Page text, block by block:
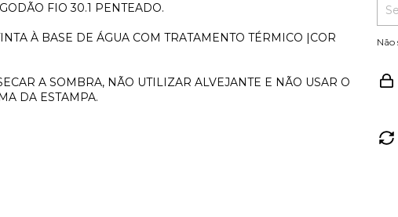
FIO 30.1 PENTEADO.
À BASE DE ÁGUA COM TRATAMENTO TÉRMICO |COR
A SOMBRA, NÃO UTILIZAR ALVEJANTE E NÃO USAR O
DA ESTAMPA.
Não